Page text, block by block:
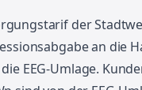
der
an die
EEG-Umlage.